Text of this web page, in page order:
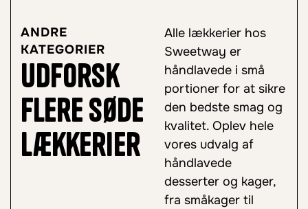
ANDRE
KATEGORIER
Udforsk
flere søde
lækkerier
Alle lækkerier hos
Sweetway er
håndlavede i små
portioner for at sikre
den bedste smag og
kvalitet. Oplev hele
vores udvalg af
håndlavede
desserter og kager,
fra småkager til